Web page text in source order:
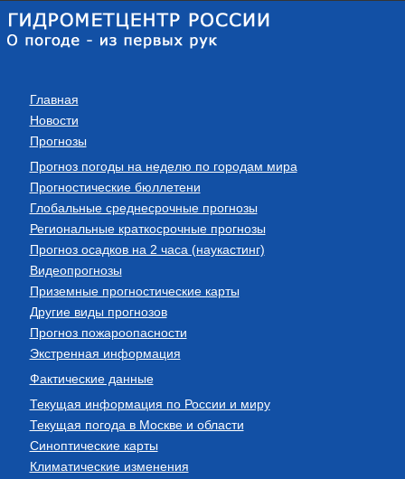
Главная
Новости
Прогнозы
Прогноз погоды на неделю по городам мира
Прогностические бюллетени
Глобальные среднесрочные прогнозы
Региональные краткосрочные прогнозы
Прогноз осадков на 2 часа (наукастинг)
Видеопрогнозы
Приземные прогностические карты
Другие виды прогнозов
Прогноз пожароопасности
Экстренная информация
Фактические данные
Текущая информация по России и миру
Текущая погода в Москве и области
Синоптические карты
Климатические изменения